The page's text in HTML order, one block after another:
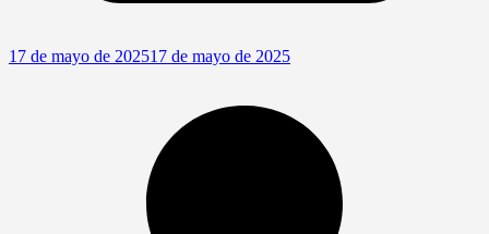
17 de mayo de 202517 de mayo de 2025